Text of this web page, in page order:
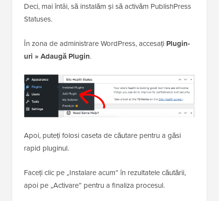
Deci, mai întâi, să instalăm și să activăm PublishPress
Statuses.
În zona de administrare WordPress, accesați Plugin-
uri » Adaugă Plugin.
Apoi, puteți folosi caseta de căutare pentru a găsi
rapid pluginul.
Faceți clic pe „Instalare acum” în rezultatele căutării,
apoi pe „Activare” pentru a finaliza procesul.